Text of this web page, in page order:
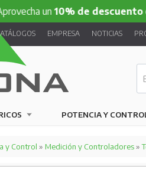
un10% de descuentoen el
EMPRESA NOTICIAS
POTENCIA Y
y Control » Medición y Controladores»